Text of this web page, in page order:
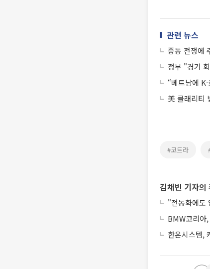
관련 뉴스
중동 전쟁에
정부 "경기
“베트남에
美 클래리티
#코트라
김채빈 기자의
"전동화에도
BMW코리아
한온시스템,